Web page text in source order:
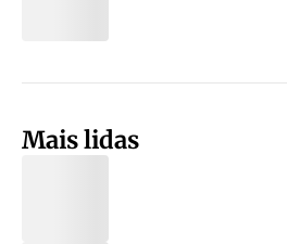
Mais lidas